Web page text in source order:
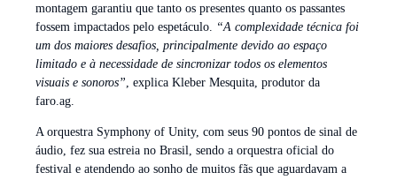
montagem garantiu que tanto os presentes quanto os passantes
fossem impactados pelo espetáculo.
“A complexidade técnica foi
um dos maiores desafios, principalmente devido ao espaço
limitado e à necessidade de sincronizar todos os elementos
visuais e sonoros” , explica Kleber Mesquita, produtor da
faro.ag.
A orquestra Symphony of Unity, com seus 90 pontos de sinal de
áudio, fez sua estreia no Brasil, sendo a orquestra oficial do
festival e atendendo ao sonho de muitos fãs que aguardavam a